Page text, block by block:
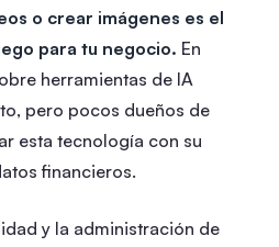
o crear imágenes es el
para tu negocio. En
herramientas de IA
pero pocos dueños de
esta tecnología con su
financieros.
y la administración de